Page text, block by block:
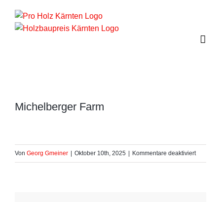
Inhalt
springen
Michelberger Farm
Von Georg Gmeiner | Oktober 10th, 2025 | Kommentare deaktiviertfür